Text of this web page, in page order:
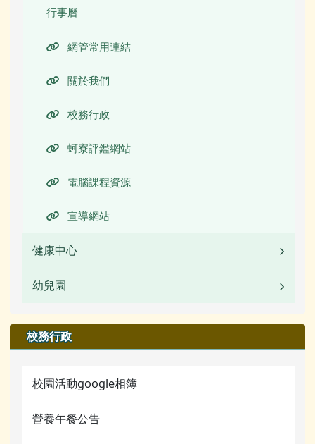
圖書館數位資源館
行事曆
行事曆
網管常用連結
關於我們
校務行政
蚵寮評鑑網站
電腦課程資源
宣導網站
健康中心
校園公告
行事曆
幼兒園
業務職掌
活動相簿
榮譽榜
校務行政
校園活動google相簿
營養午餐公告